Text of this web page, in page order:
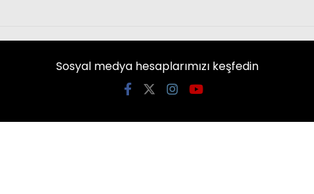
Sosyal medya hesaplarımızı keşfedin